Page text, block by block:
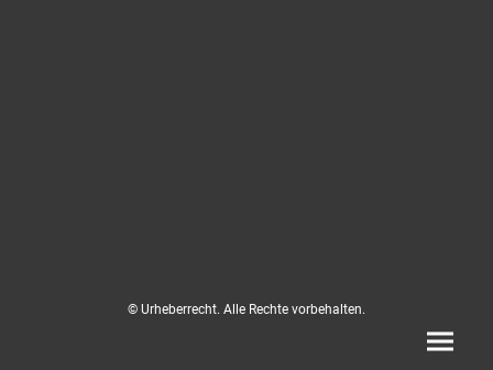
© Urheberrecht. Alle Rechte vorbehalten.